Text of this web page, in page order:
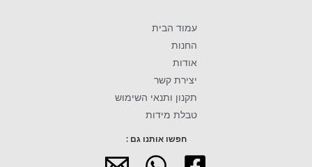
עמוד הבית
החנות
אודות
יצירת קשר
תקנון ותנאי השימוש
טבלת מידות
חפשו אותנו גם :